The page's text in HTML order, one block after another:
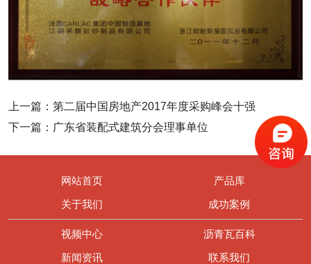
上一篇： 第二届中国房地产2017年度采购峰会十强
下一篇： 广东省装配式建筑分会理事单位
网站首页
关于我们
产品库
成功案例
视频中心
新闻资讯
沥青瓦百科
联系我们